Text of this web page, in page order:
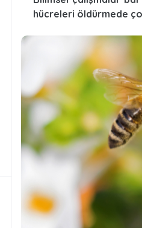
hücreleri öldürmede